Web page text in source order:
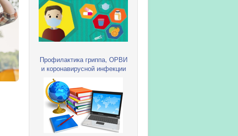
Профилактика гриппа, ОРВИ
и коронавирусной инфекции